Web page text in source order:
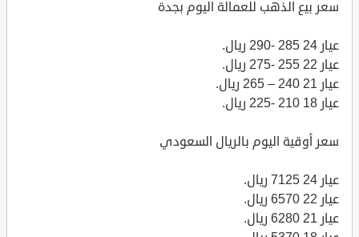
سعر بيع الذهب للعمالة اليوم بجدة
عيار 24 285 -290 ريال.
عيار 22 255 -275 ريال.
عيار 21 240 – 265 ريال.
عيار 18 210 -225 ريال.
سعر أوقية اليوم بالريال السعودي
عيار 24 7125 ريال.
عيار 22 6570 ريال.
عيار 21 6280 ريال.